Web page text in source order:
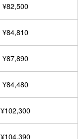
¥82,500
¥84,810
¥87,890
¥84,480
¥102,300
¥104,390